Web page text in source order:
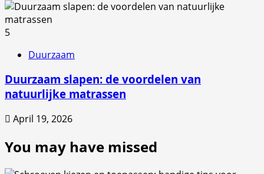
5
Duurzaam
Duurzaam slapen: de voordelen van
natuurlijke matrassen
April 19, 2026
You may have missed